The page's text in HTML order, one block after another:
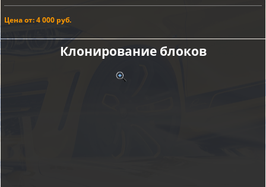
Цена от: 4 000 руб.
Клонирование блоков